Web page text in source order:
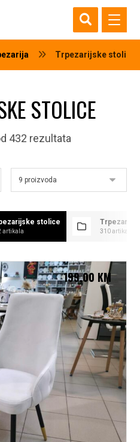
Trpezarijske stolice
STOLICE
432 rezultata
stolice
artikala 310 artikala
199,00 KM